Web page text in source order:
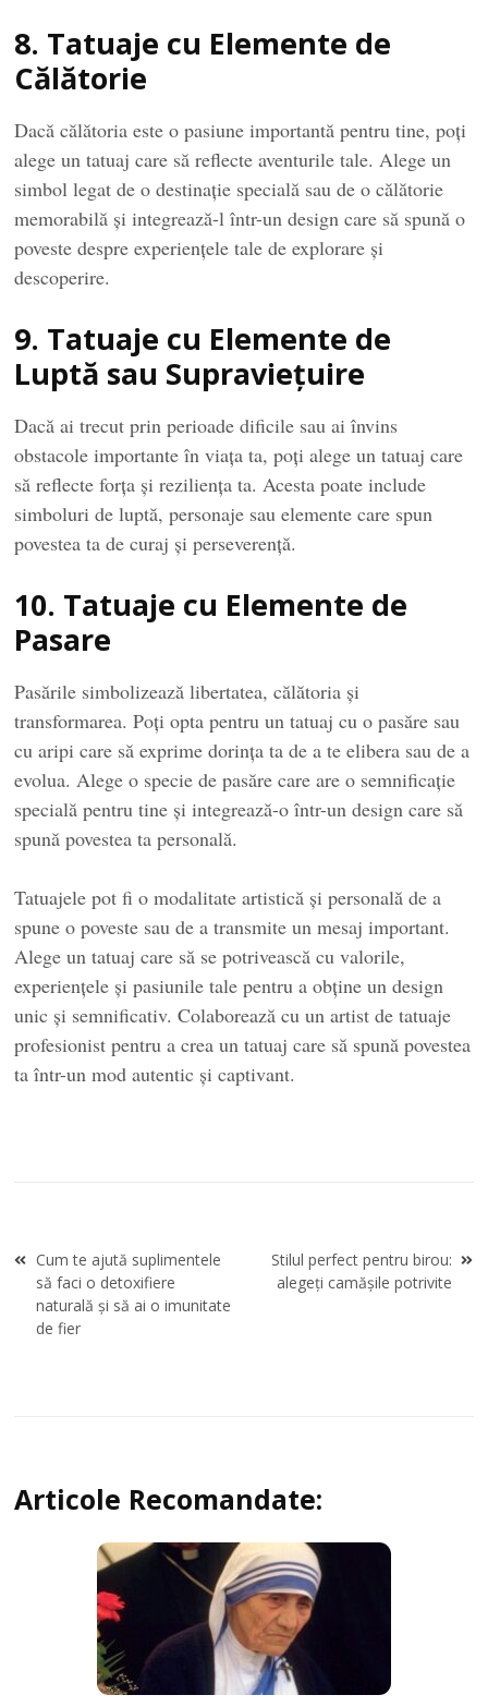
8. Tatuaje cu Elemente de
Călătorie
Dacă călătoria este o pasiune importantă pentru tine, poți
alege un tatuaj care să reflecte aventurile tale. Alege un
simbol legat de o destinație specială sau de o călătorie
memorabilă și integrează-l într-un design care să spună o
poveste despre experiențele tale de explorare și
descoperire.
9. Tatuaje cu Elemente de
Luptă sau Supraviețuire
Dacă ai trecut prin perioade dificile sau ai învins
obstacole importante în viața ta, poți alege un tatuaj care
să reflecte forța și reziliența ta. Acesta poate include
simboluri de luptă, personaje sau elemente care spun
povestea ta de curaj și perseverență.
10. Tatuaje cu Elemente de
Pasare
Pasările simbolizează libertatea, călătoria și
transformarea. Poți opta pentru un tatuaj cu o pasăre sau
cu aripi care să exprime dorința ta de a te elibera sau de a
evolua. Alege o specie de pasăre care are o semnificație
specială pentru tine și integrează-o într-un design care să
spună povestea ta personală.
Tatuajele pot fi o modalitate artistică și personală de a
spune o poveste sau de a transmite un mesaj important.
Alege un tatuaj care să se potrivească cu valorile,
experiențele și pasiunile tale pentru a obține un design
unic și semnificativ. Colaborează cu un artist de tatuaje
profesionist pentru a crea un tatuaj care să spună povestea
ta într-un mod autentic și captivant.
Navigare
în
articole
Cum te ajută suplimentele
să faci o detoxifiere
naturală și să ai o imunitate
de fier
Stilul perfect pentru birou:
alegeți camășile potrivite
Articole Recomandate: